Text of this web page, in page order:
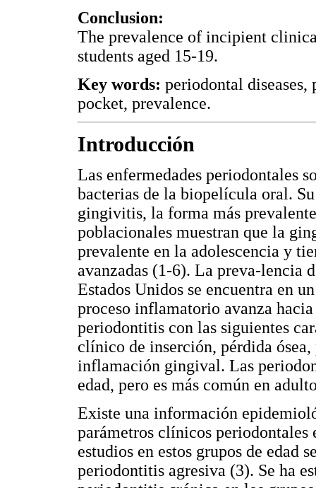
Conclusion:
The prevalence of incipient
students aged 15-19.
Key words: periodontal
pocket, prevalence.
Introducción
Las enfermedades periodontales
bacterias de la biopelícula oral.
gingivitis, la forma más
poblacionales muestran que la
prevalente en la adolescencia y
avanzadas (1-6). La preva-lencia
Estados Unidos se encuentra en
proceso inflamatorio avanza
periodontitis con las siguientes
clínico de inserción, pérdida
inflamación gingival. Las
edad, pero es más común en
Existe una información
parámetros clínicos periodontales
estudios en estos grupos de edad
periodontitis agresiva (3). Se ha